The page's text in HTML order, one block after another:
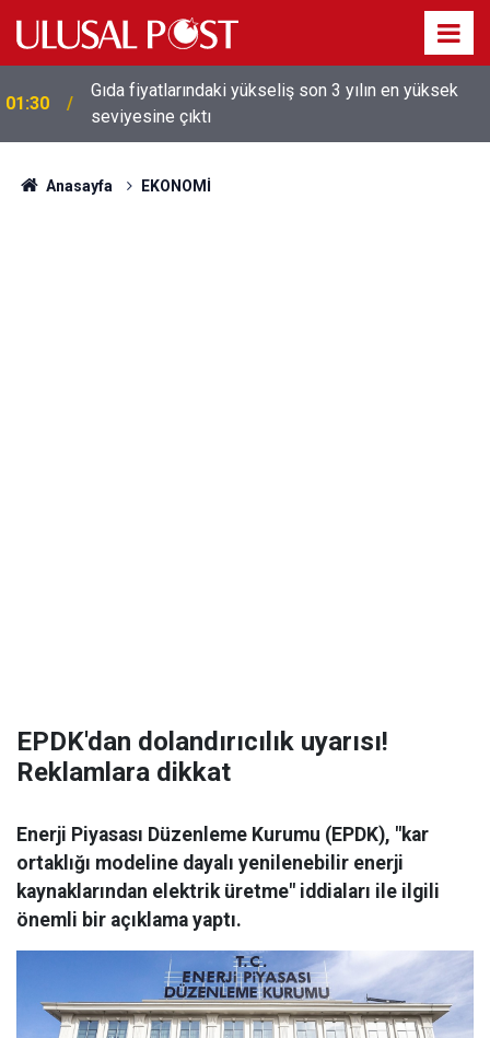
01:26
Galatasaray'dan sekiz kişi hakkında savcılığa suç
duyurusu
Anasayfa EKONOMİ
EPDK'dan dolandırıcılık uyarısı!
Reklamlara dikkat
Enerji Piyasası Düzenleme Kurumu (EPDK), "kar
ortaklığı modeline dayalı yenilenebilir enerji
kaynaklarından elektrik üretme" iddiaları ile ilgili
önemli bir açıklama yaptı.